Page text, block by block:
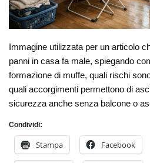
Immagine utilizzata per un articolo
panni in casa fa male, spiegando
formazione di muffe, quali rischi
quali accorgimenti permettono di
sicurezza anche senza balcone o
Condividi:
Stampa Facebook